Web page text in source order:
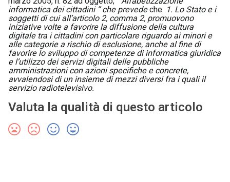
informatica dei cittadini “ che prevedeche: 1. Lo Stato e i
soggetti di cui all’articolo 2, comma 2, promuovono
iniziative volte a favorire la diffusione della cultura
digitale tra i cittadini con particolare riguardo ai minori e
alle categorie a rischio di esclusione, anche al fine di
favorire lo sviluppo di competenze di informatica giuridica
e l’utilizzo dei servizi digitali delle pubbliche
amministrazioni con azioni specifiche e concrete,
avvalendosi di un insieme di mezzi diversi fra i quali il
servizio radiotelevisivo.
Valuta la qualità di questo articolo